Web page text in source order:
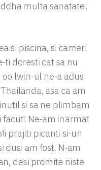
multa sanatate!
si piscina, si cameri
ti doresti cat sa nu
oo lwin-ul ne-a adus
asa ca am
si sa ne plimbam
facut! Ne-am inarmat
prajiti picanti si-un
dusi am fost. N-am
desi promite niste